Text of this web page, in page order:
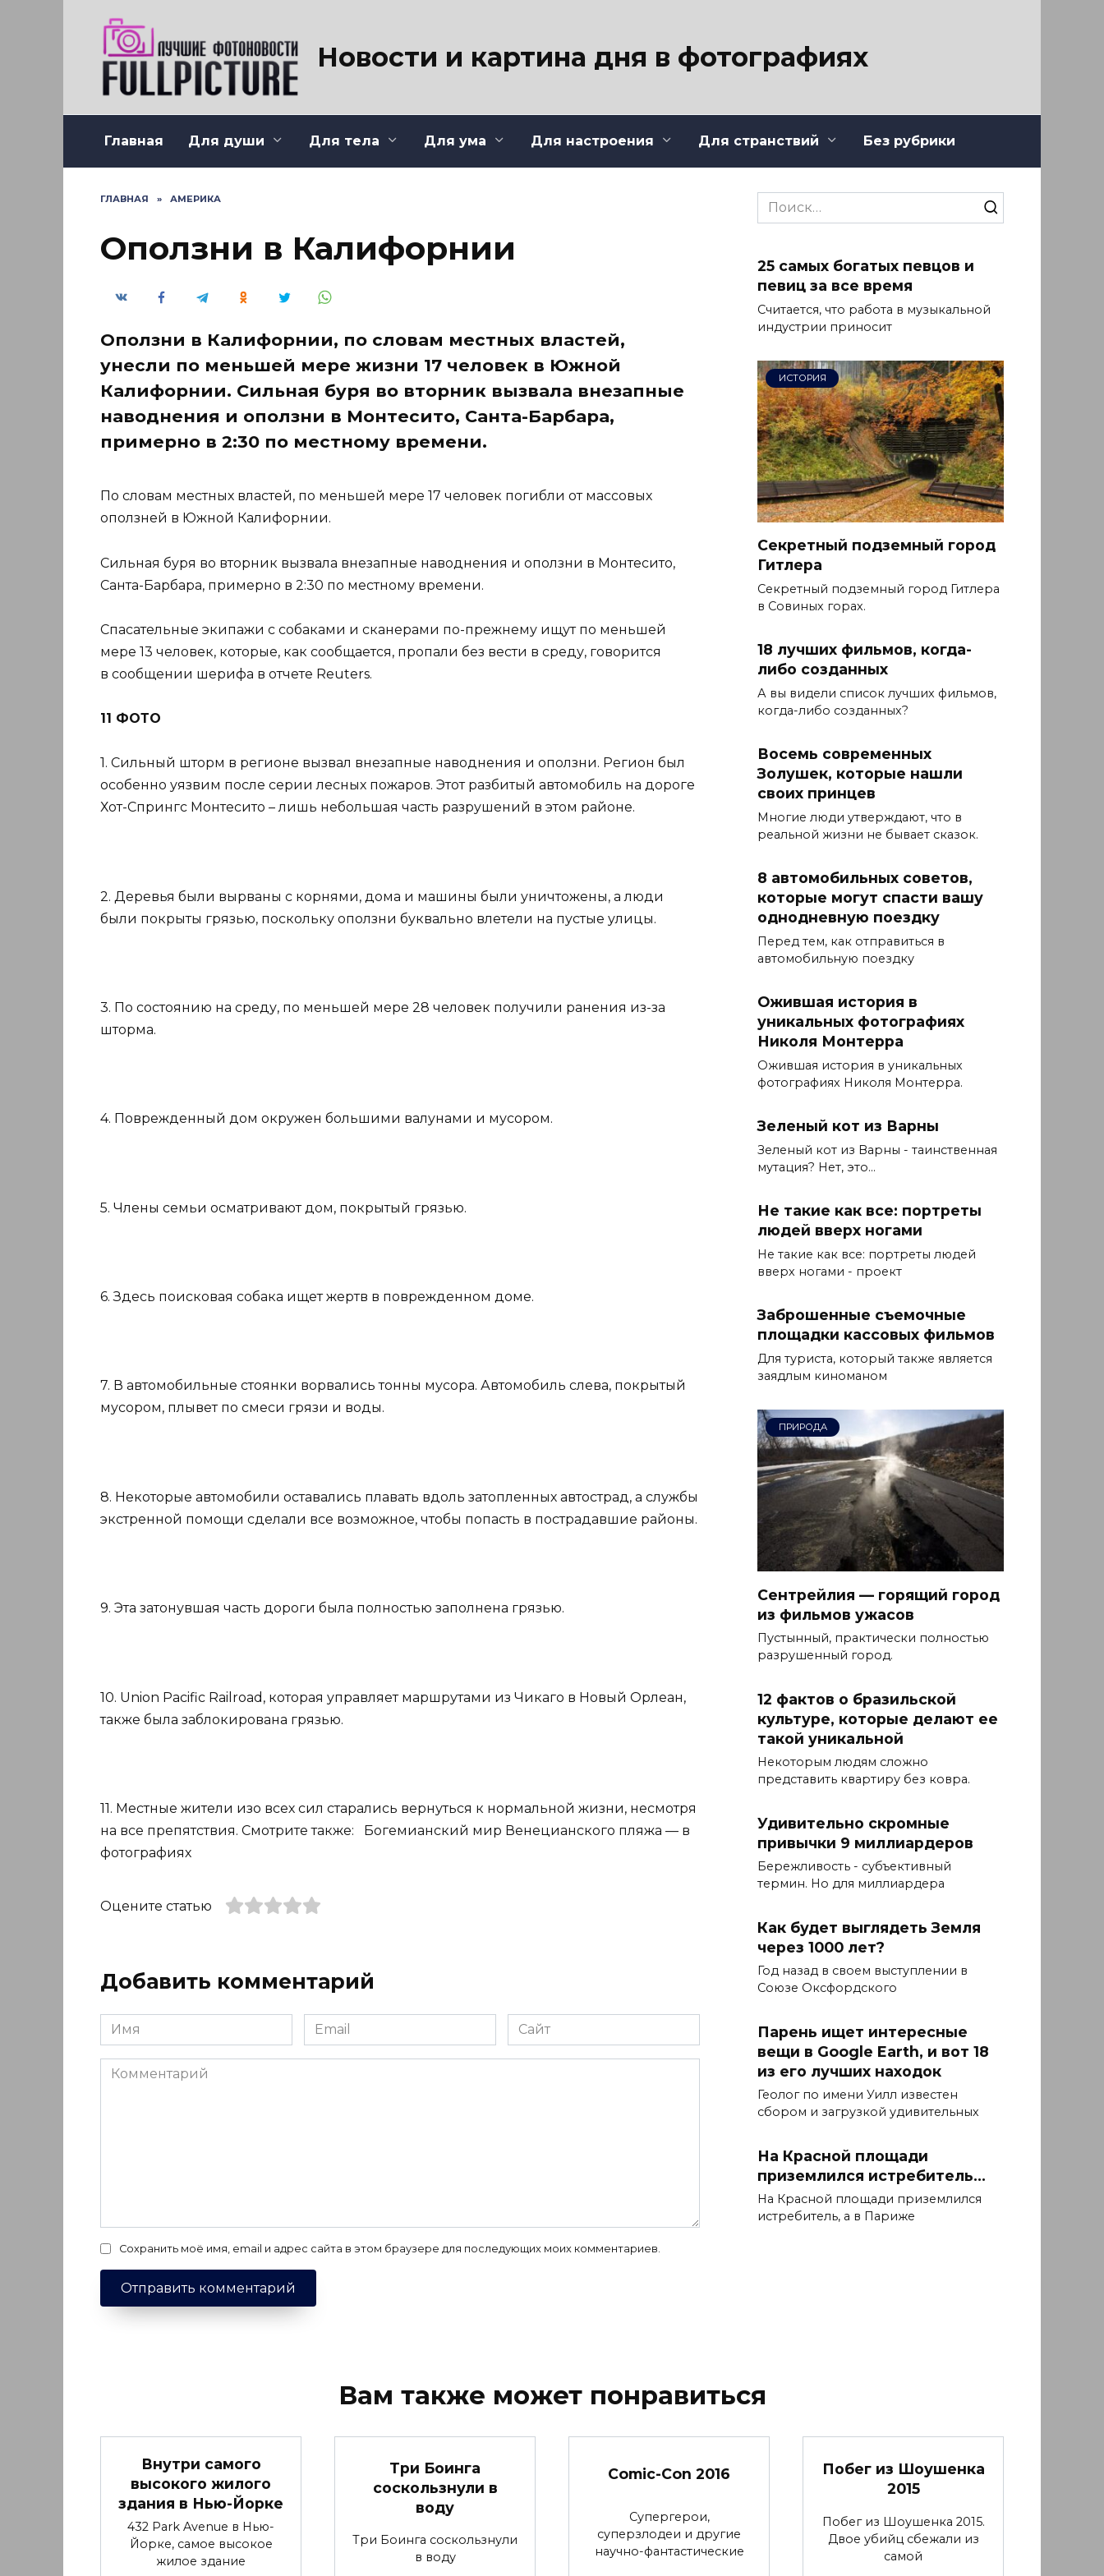
Новости и картина дня в фотографиях
Главная Для души Для тела Для ума Для настроения Для странствий Без рубрики
ГЛАВНАЯ » АМЕРИКА
Оползни в Калифорнии
Оползни в Калифорнии, по словам местных властей,
унесли по меньшей мере жизни 17 человек в Южной
Калифорнии. Сильная буря во вторник вызвала внезапные
наводнения и оползни в Монтесито, Санта-Барбара,
примерно в 2:30 по местному времени.
По словам местных властей, по меньшей мере 17 человек погибли от массовых
оползней в Южной Калифорнии.
Сильная буря во вторник вызвала внезапные наводнения и оползни в Монтесито,
Санта-Барбара, примерно в 2:30 по местному времени.
Спасательные экипажи с собаками и сканерами по-прежнему ищут по меньшей
мере 13 человек, которые, как сообщается, пропали без вести в среду, говорится
в сообщении шерифа в отчете Reuters.
11 ФОТО
1. Сильный шторм в регионе вызвал внезапные наводнения и оползни. Регион был
особенно уязвим после серии лесных пожаров. Этот разбитый автомобиль на дороге
Хот-Спрингс Монтесито – лишь небольшая часть разрушений в этом районе.
2. Деревья были вырваны с корнями, дома и машины были уничтожены, а люди
были покрыты грязью, поскольку оползни буквально влетели на пустые улицы.
3. По состоянию на среду, по меньшей мере 28 человек получили ранения из-за
шторма.
4. Поврежденный дом окружен большими валунами и мусором.
5. Члены семьи осматривают дом, покрытый грязью.
6. Здесь поисковая собака ищет жертв в поврежденном доме.
7. В автомобильные стоянки ворвались тонны мусора. Автомобиль слева, покрытый
мусором, плывет по смеси грязи и воды.
8. Некоторые автомобили оставались плавать вдоль затопленных автострад, а службы
экстренной помощи сделали все возможное, чтобы попасть в пострадавшие районы.
9. Эта затонувшая часть дороги была полностью заполнена грязью.
10. Union Pacific Railroad, которая управляет маршрутами из Чикаго в Новый Орлеан,
также была заблокирована грязью.
11. Местные жители изо всех сил старались вернуться к нормальной жизни, несмотря
на все препятствия. Смотрите также: Богемианский мир Венецианского пляжа — в
фотографиях
Оцените статью
Добавить комментарий
Имя
*
Email
*
Сайт
Комментарий
Сохранить моё имя, email и адрес сайта в этом браузере для последующих моих комментариев.
Search
for:
25 самых богатых певцов и
певиц за все время
Считается, что работа в музыкальной
индустрии приносит
ИСТОРИЯ
Секретный подземный город
Гитлера
Секретный подземный город Гитлера
в Совиных горах.
18 лучших фильмов, когда-
либо созданных
А вы видели список лучших фильмов,
когда-либо созданных?
Восемь современных
Золушек, которые нашли
своих принцев
Многие люди утверждают, что в
реальной жизни не бывает сказок.
8 автомобильных советов,
которые могут спасти вашу
однодневную поездку
Перед тем, как отправиться в
автомобильную поездку
Ожившая история в
уникальных фотографиях
Николя Монтерра
Ожившая история в уникальных
фотографиях Николя Монтерра.
Зеленый кот из Варны
Зеленый кот из Варны - таинственная
мутация? Нет, это...
Не такие как все: портреты
людей вверх ногами
Не такие как все: портреты людей
вверх ногами - проект
Заброшенные съемочные
площадки кассовых фильмов
Для туриста, который также является
заядлым киноманом
ПРИРОДА
Сентрейлия — горящий город
из фильмов ужасов
Пустынный, практически полностью
разрушенный город.
12 фактов о бразильской
культуре, которые делают ее
такой уникальной
Некоторым людям сложно
представить квартиру без ковра.
Удивительно скромные
привычки 9 миллиардеров
Бережливость - субъективный
термин. Но для миллиардера
Как будет выглядеть Земля
через 1000 лет?
Год назад в своем выступлении в
Союзе Оксфордского
Парень ищет интересные
вещи в Google Earth, и вот 18
из его лучших находок
Геолог по имени Уилл известен
сбором и загрузкой удивительных
На Красной площади
приземлился истребитель…
На Красной площади приземлился
истребитель, а в Париже
Вам также может понравиться
Внутри самого
высокого жилого
здания в Нью-Йорке
432 Park Avenue в Нью-
Йорке, самое высокое
жилое здание
Три Боинга
соскользнули в
воду
Три Боинга соскользнули
в воду
Comic-Con 2016
Супергерои,
суперзлодеи и другие
научно-фантастические
Побег из Шоушенка
2015
Побег из Шоушенка 2015.
Двое убийц сбежали из
самой